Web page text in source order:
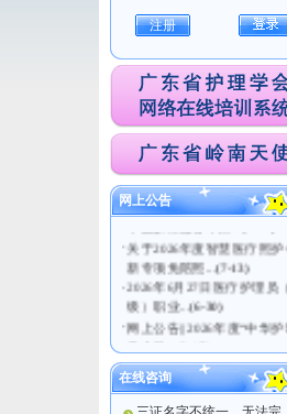
注册
网上公告
关于医疗护理员（五级）职
·广东省护理学会关于发布
年直肠癌患者术后...(7-14)
关于2026年度智慧医疗照护
新专项免陪照...(7-13)
2026年6月27日医疗护理员
级）职业...(6-30)
·网上公告|| 2026年度“中华护
学会科...(6-17)
在线咨询